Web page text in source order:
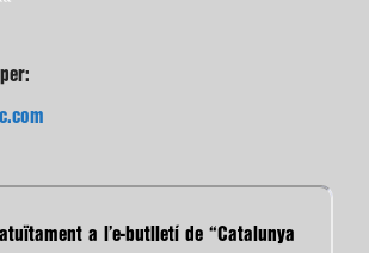
a l’e-butlletí de “Catalunya